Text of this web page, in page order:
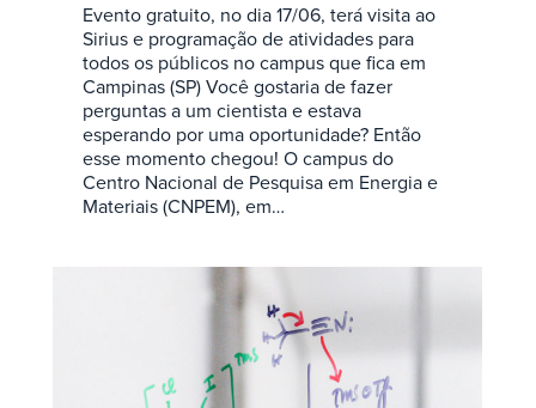
Evento gratuito, no dia 17/06, terá visita ao
Sirius e programação de atividades para
todos os públicos no campus que fica em
Campinas (SP) Você gostaria de fazer
perguntas a um cientista e estava
esperando por uma oportunidade? Então
esse momento chegou! O campus do
Centro Nacional de Pesquisa em Energia e
Materiais (CNPEM), em…